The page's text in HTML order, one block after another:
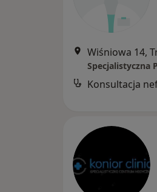
Wiśniowa 14,
Specjalistyczna
Konsultacja